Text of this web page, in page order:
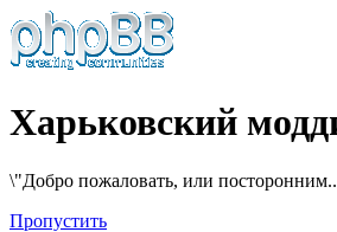
Харьковский
\"Добро пожаловать, или
Пропустить